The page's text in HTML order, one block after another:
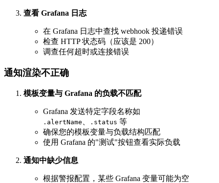
查看 Grafana 日志
在 Grafana 日志中查找 webhook 投递错误
检查 HTTP 状态码（应该是 200）
调查任何超时或连接错误
通知渲染不正确
模板变量与 Grafana 的负载不匹配
Grafana 发送特定字段名称如
.alertName .status 等
确保您的模板变量与负载结构匹配
使用 Grafana 的"测试"按钮查看实际负载
通知中缺少信息
根据警报配置，某些 Grafana 变量可能为空